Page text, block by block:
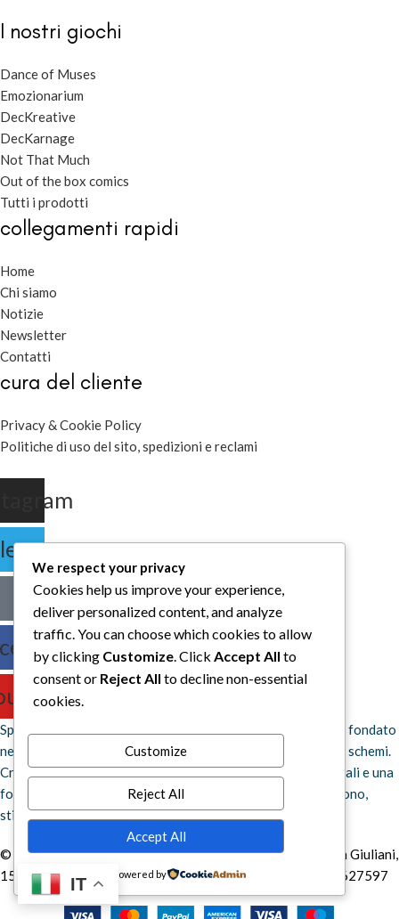
I nostri giochi
Dance of Muses
Emozionarium
DecKreative
DecKarnage
Not That Much
Out of the box comics
Tutti i prodotti
collegamenti rapidi
Home
Chi siamo
Notizie
Newsletter
Contatti
cura del cliente
Privacy & Cookie Policy
Politiche di uso del sito, spedizioni e reclami
Space Otter Publishing è uno studio creativo indipendente fondato
nel 2022 che realizza giochi da tavolo e fumetti fuori dagli schemi.
Creiamo esperienze che uniscono regole chiare, idee originali e una
forte identità artistica, dando vita a progetti che sorprendono,
stimolano la mente e invitano a guardare oltre l’ovvio.
© 2026. Tutti i diritti riservati.Space Otter Publishing
via Giuliani,
15 - 59100 Prato (PO) - P.IVA: 02585170976 - REA PO - 627597
IT
We respect your privacy
Cookies help us improve your experience,
deliver personalized content, and analyze
traffic. You can choose which cookies to allow
by clicking Customize. Click Accept All to
consent or Reject All to decline non-essential
cookies.
Customize
Reject All
Accept All
Powered by